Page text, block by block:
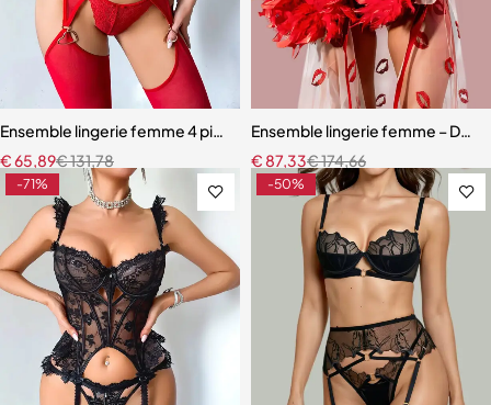
Ensemble lingerie femme 4 pièces – Dentelle rouge avec chaînes
€131,78
€65,89
Ensemble lingerie femme –
€174,66
€ 87,33
-71% -50%